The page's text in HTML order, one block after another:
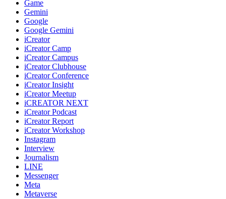
Game
Gemini
Google
Google Gemini
iCreator
iCreator Camp
iCreator Campus
iCreator Clubhouse
iCreator Conference
iCreator Insight
iCreator Meetup
iCREATOR NEXT
iCreator Podcast
iCreator Report
iCreator Workshop
Instagram
Interview
Journalism
LINE
Messenger
Meta
Metaverse